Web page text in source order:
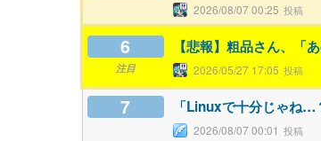
2026/08/07 00:25
6
注目
【悲報】粗品さん、「
2026/05/27 17:05
7 「Linuxで十分じゃね
2026/08/07 00:01